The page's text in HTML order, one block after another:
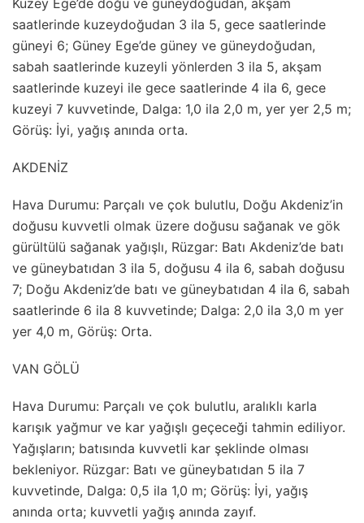
Kuzey Ege’de doğu ve güneydoğudan, akşam
saatlerinde kuzeydoğudan 3 ila 5, gece saatlerinde
güneyi 6; Güney Ege’de güney ve güneydoğudan,
sabah saatlerinde kuzeyli yönlerden 3 ila 5, akşam
saatlerinde kuzeyi ile gece saatlerinde 4 ila 6, gece
kuzeyi 7 kuvvetinde, Dalga: 1,0 ila 2,0 m, yer yer 2,5 m;
Görüş: İyi, yağış anında orta.
AKDENİZ
Hava Durumu: Parçalı ve çok bulutlu, Doğu Akdeniz’in
doğusu kuvvetli olmak üzere doğusu sağanak ve gök
gürültülü sağanak yağışlı, Rüzgar: Batı Akdeniz’de batı
ve güneybatıdan 3 ila 5, doğusu 4 ila 6, sabah doğusu
7; Doğu Akdeniz’de batı ve güneybatıdan 4 ila 6, sabah
saatlerinde 6 ila 8 kuvvetinde; Dalga: 2,0 ila 3,0 m yer
yer 4,0 m, Görüş: Orta.
VAN GÖLÜ
Hava Durumu: Parçalı ve çok bulutlu, aralıklı karla
karışık yağmur ve kar yağışlı geçeceği tahmin ediliyor.
Yağışların; batısında kuvvetli kar şeklinde olması
bekleniyor. Rüzgar: Batı ve güneybatıdan 5 ila 7
kuvvetinde, Dalga: 0,5 ila 1,0 m; Görüş: İyi, yağış
anında orta; kuvvetli yağış anında zayıf.